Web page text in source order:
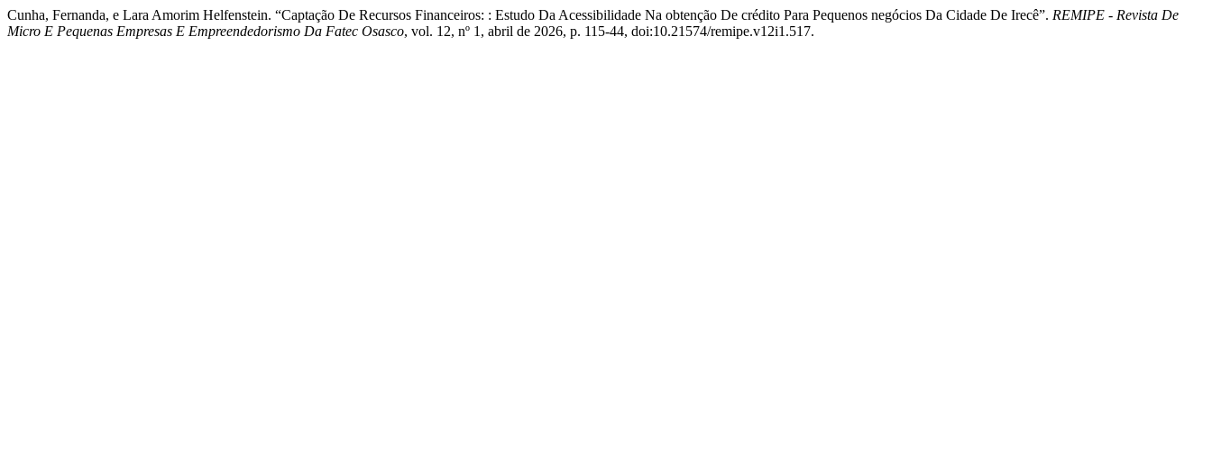
Cunha, Fernanda, e Lara Amorim Helfenstein. “Captação De Recursos Financeiros: : Estudo Da Acessibilidade Na obtenção De crédito Para Pequenos negócios Da Cidade De Irecê”. REMIPE - Revista De
Micro E Pequenas Empresas E Empreendedorismo Da Fatec Osasco, vol. 12, nº 1, abril de 2026, p. 115-44, doi:10.21574/remipe.v12i1.517.